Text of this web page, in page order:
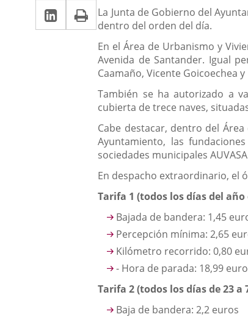
una
aplicación
externa.
una
aplicación
externa.
Linkedin
Enlace
a
aplicación
externa.
Print
noticia
Descripción
La Junta de Gobierno del
dentro del orden del día.
En el Área de Urbanismo y
Avenida de Santander. Igual
Caamaño, Vicente Goicoechea y
También se ha autorizado a
cubierta de trece naves,
Cabe destacar, dentro del
Ayuntamiento, las
sociedades municipales AUVASA
En despacho extraordinario, el
Tarifa 1 (todos los días del año
Bajada de bandera: 1,45
Percepción mínima: 2,65
Kilómetro recorrido: 0,80
- Hora de parada: 18,99
Tarifa 2 (todos los días de 23
Baja de bandera: 2,2 euros